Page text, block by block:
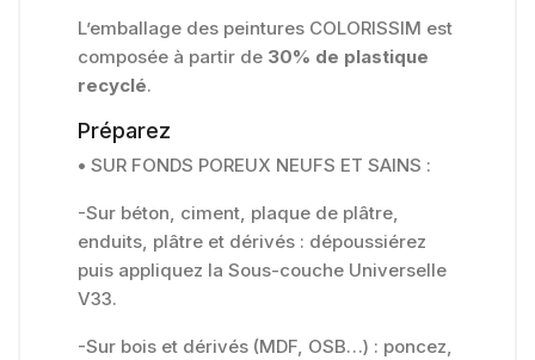
L’emballage des peintures COLORISSIM est
composée à partir de 30% de plastique
recyclé.
Préparez
• SUR FONDS POREUX NEUFS ET SAINS :
-Sur béton, ciment, plaque de plâtre,
enduits, plâtre et dérivés : dépoussiérez
puis appliquez la Sous-couche Universelle
V33.
-Sur bois et dérivés (MDF, OSB…) : poncez,